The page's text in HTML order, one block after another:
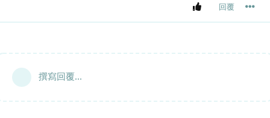
回覆
撰寫回覆...